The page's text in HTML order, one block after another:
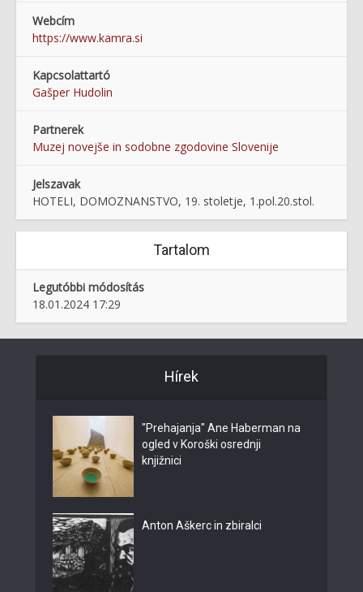
Webcím
https://www.kamra.si
Kapcsolattartó
Gašper Hudolin
Partnerek
Muzej novejše in sodobne zgodovine Slovenije
Jelszavak
HOTELI, DOMOZNANSTVO, 19. stoletje, 1.pol.20.stol.
Tartalom
Legutóbbi módosítás
18.01.2024 17:29
Hírek
"Prehajanja" Ane Haberman na
ogled v Koroški osrednji
knjižnici
Anton Aškerc in zbiralci